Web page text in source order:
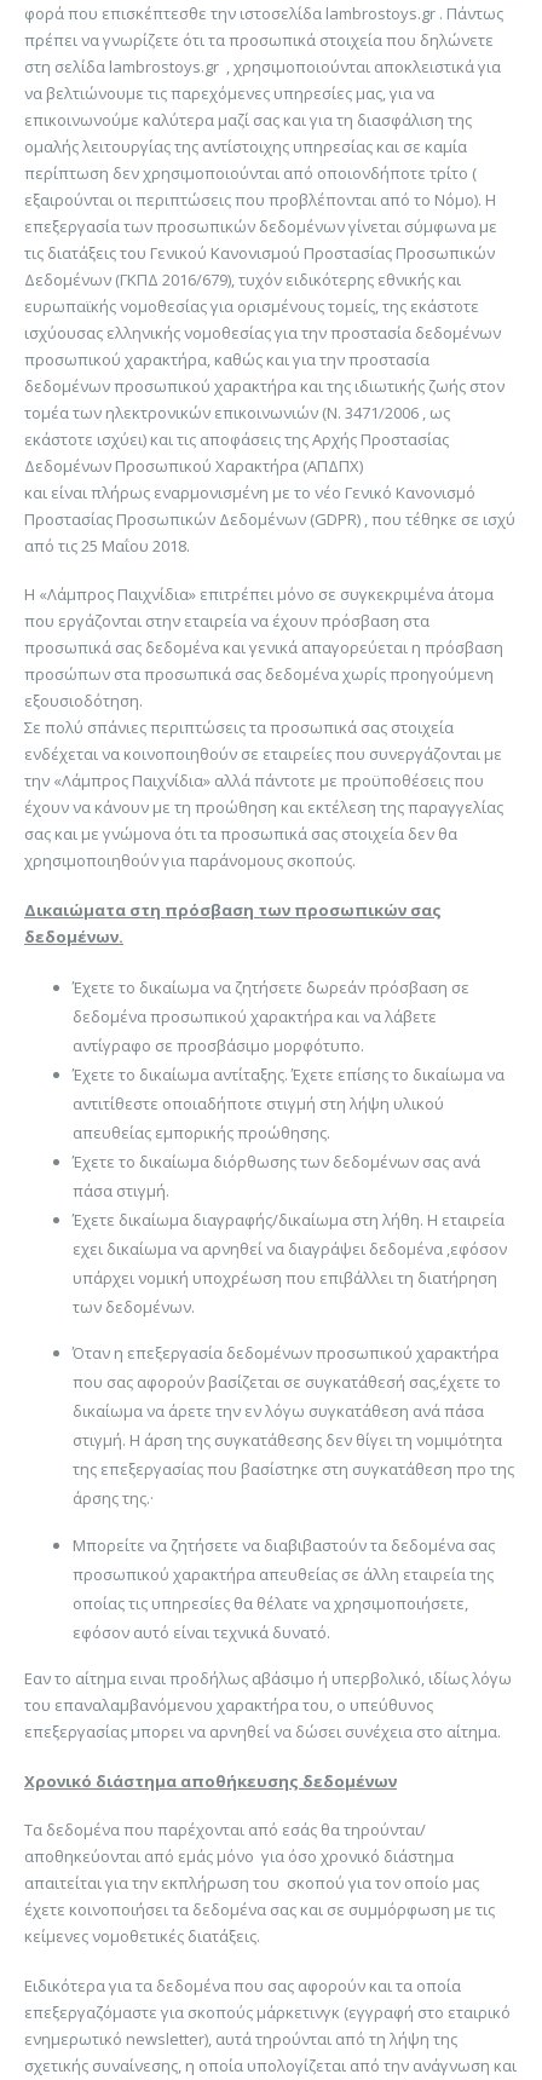
φορά που επισκέπτεσθε την ιστοσελίδα lambrostoys.gr . Πάντως
πρέπει να γνωρίζετε ότι τα προσωπικά στοιχεία που δηλώνετε
στη σελίδα lambrostoys.gr , χρησιμοποιούνται αποκλειστικά για
να βελτιώνουμε τις παρεχόμενες υπηρεσίες μας, για να
επικοινωνούμε καλύτερα μαζί σας και για τη διασφάλιση της
ομαλής λειτουργίας της αντίστοιχης υπηρεσίας και σε καμία
περίπτωση δεν χρησιμοποιούνται από οποιονδήποτε τρίτο (
εξαιρούνται οι περιπτώσεις που προβλέπονται από το Νόμο). Η
επεξεργασία των προσωπικών δεδομένων γίνεται σύμφωνα με
τις διατάξεις του Γενικού Κανονισμού Προστασίας Προσωπικών
Δεδομένων (ΓΚΠΔ 2016/679), τυχόν ειδικότερης εθνικής και
ευρωπαϊκής νομοθεσίας για ορισμένους τομείς, της εκάστοτε
ισχύουσας ελληνικής νομοθεσίας για την προστασία δεδομένων
προσωπικού χαρακτήρα, καθώς και για την προστασία
δεδομένων προσωπικού χαρακτήρα και της ιδιωτικής ζωής στον
τομέα των ηλεκτρονικών επικοινωνιών (Ν. 3471/2006 , ως
εκάστοτε ισχύει) και τις αποφάσεις της Αρχής Προστασίας
Δεδομένων Προσωπικού Χαρακτήρα (ΑΠΔΠΧ)
και είναι πλήρως εναρμονισμένη με το νέο Γενικό Κανονισμό
Προστασίας Προσωπικών Δεδομένων (GDPR) , που τέθηκε σε ισχύ
από τις 25 Μαΐου 2018.
Η «Λάμπρος Παιχνίδια» επιτρέπει μόνο σε συγκεκριμένα άτομα
που εργάζονται στην εταιρεία να έχουν πρόσβαση στα
προσωπικά σας δεδομένα και γενικά απαγορεύεται η πρόσβαση
προσώπων στα προσωπικά σας δεδομένα χωρίς προηγούμενη
εξουσιοδότηση.
Σε πολύ σπάνιες περιπτώσεις τα προσωπικά σας στοιχεία
ενδέχεται να κοινοποιηθούν σε εταιρείες που συνεργάζονται με
την «Λάμπρος Παιχνίδια» αλλά πάντοτε με προϋποθέσεις που
έχουν να κάνουν με τη προώθηση και εκτέλεση της παραγγελίας
σας και με γνώμονα ότι τα προσωπικά σας στοιχεία δεν θα
χρησιμοποιηθούν για παράνομους σκοπούς.
Δικαιώματα στη πρόσβαση των προσωπικών σας
δεδομένων.
Έχετε το δικαίωμα να ζητήσετε δωρεάν πρόσβαση σε
δεδομένα προσωπικού χαρακτήρα και να λάβετε
αντίγραφο σε προσβάσιμο μορφότυπο.
Έχετε το δικαίωμα αντίταξης. Έχετε επίσης το δικαίωμα να
αντιτίθεστε οποιαδήποτε στιγμή στη λήψη υλικού
απευθείας εμπορικής προώθησης.
Έχετε το δικαίωμα διόρθωσης των δεδομένων σας ανά
πάσα στιγμή.
Έχετε δικαίωμα διαγραφής/δικαίωμα στη λήθη. Η εταιρεία
εχει δικαίωμα να αρνηθεί να διαγράψει δεδομένα ,εφόσον
υπάρχει νομική υποχρέωση που επιβάλλει τη διατήρηση
των δεδομένων.
Όταν η επεξεργασία δεδομένων προσωπικού χαρακτήρα
που σας αφορούν βασίζεται σε συγκατάθεσή σας,έχετε το
δικαίωμα να άρετε την εν λόγω συγκατάθεση ανά πάσα
στιγμή. Η άρση της συγκατάθεσης δεν θίγει τη νομιμότητα
της επεξεργασίας που βασίστηκε στη συγκατάθεση προ της
άρσης της.·
Μπορείτε να ζητήσετε να διαβιβαστούν τα δεδομένα σας
προσωπικού χαρακτήρα απευθείας σε άλλη εταιρεία της
οποίας τις υπηρεσίες θα θέλατε να χρησιμοποιήσετε,
εφόσον αυτό είναι τεχνικά δυνατό.
Εαν το αίτημα ειναι προδήλως αβάσιμο ή υπερβολικό, ιδίως λόγω
του επαναλαμβανόμενου χαρακτήρα του, ο υπεύθυνος
επεξεργασίας μπορει να αρνηθεί να δώσει συνέχεια στο αίτημα.
Χρονικό διάστημα αποθήκευσης δεδομένων
Τα δεδομένα που παρέχονται από εσάς θα τηρούνται/
αποθηκεύονται από εμάς μόνο για όσο χρονικό διάστημα
απαιτείται για την εκπλήρωση του σκοπού για τον οποίο μας
έχετε κοινοποιήσει τα δεδομένα σας και σε συμμόρφωση με τις
κείμενες νομοθετικές διατάξεις.
Ειδικότερα για τα δεδομένα που σας αφορούν και τα οποία
επεξεργαζόμαστε για σκοπούς μάρκετινγκ (εγγραφή στο εταιρικό
ενημερωτικό newsletter), αυτά τηρούνται από τη λήψη της
σχετικής συναίνεσης, η οποία υπολογίζεται από την ανάγνωση και